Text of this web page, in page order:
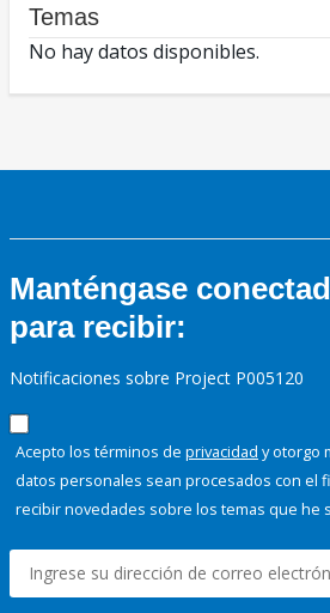
Temas
No hay datos disponibles.
Manténgase
para recibir:
Notificaciones sobre Project P005120
Acepto los términos de privacidad y otorgo
datos personales sean procesados con el
recibir novedades sobre los temas que he